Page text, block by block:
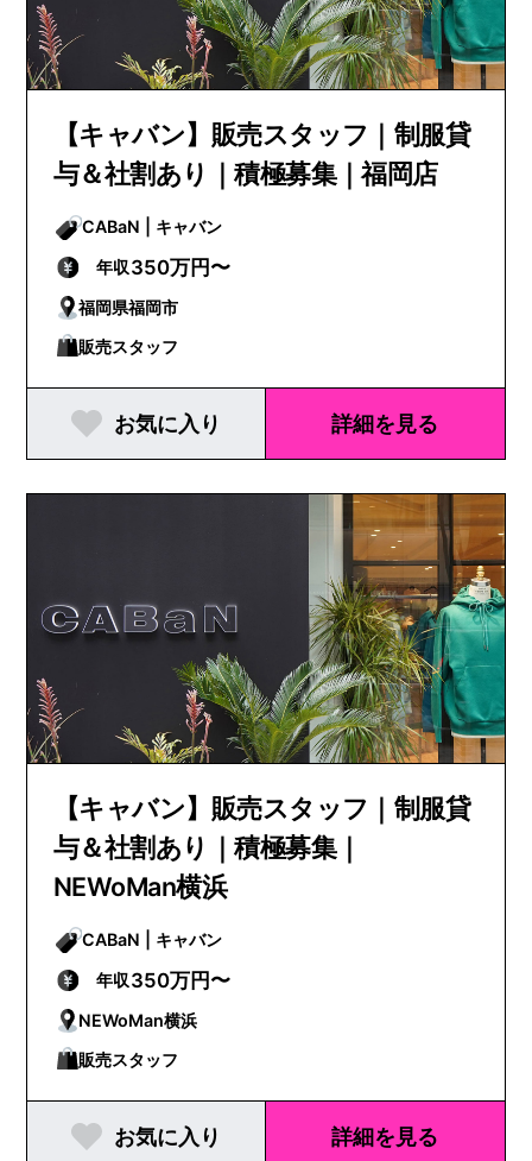
【キャバン】販売スタッフ｜制服貸
与＆社割あり｜積極募集｜福岡店
CABaN | キャバン
年収350万円〜
福岡県福岡市
販売スタッフ
お気に入り 詳細を見る
【キャバン】販売スタッフ｜制服貸
与＆社割あり｜積極募集｜
NEWoMan横浜
CABaN | キャバン
年収350万円〜
NEWoMan横浜
販売スタッフ
お気に入り 詳細を見る